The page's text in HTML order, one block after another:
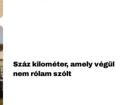
Száz kilométer, amely végül
nem rólam szólt